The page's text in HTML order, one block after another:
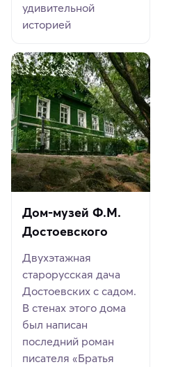
удивительной
историей
Дом-музей Ф.М.
Достоевского
Двухэтажная
старорусская дача
Достоевских с садом.
В стенах этого дома
был написан
последний роман
писателя «Братья